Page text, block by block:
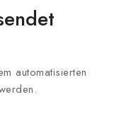
automatisierten